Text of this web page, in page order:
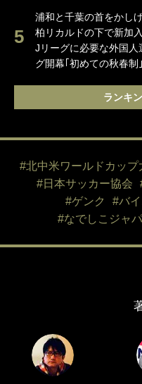
浦和と千葉の首をかし
柏リカルドの下で新加
Jリーグに必要な外国人
グ開幕｢初めての秋春制
ランキ
#北中米ワールドカップ
#日本サッカー協会
#ゲンク
#バ
#なでしこジャ